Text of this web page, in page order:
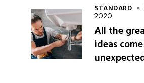
STANDARD
2020
All the
ideas come